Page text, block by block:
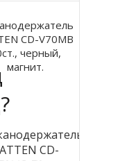
CD-